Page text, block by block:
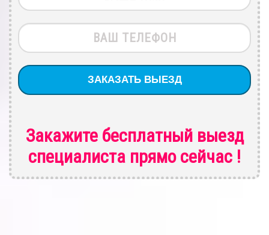
Закажите бесплатный выезд
специалиста прямо сейчас !